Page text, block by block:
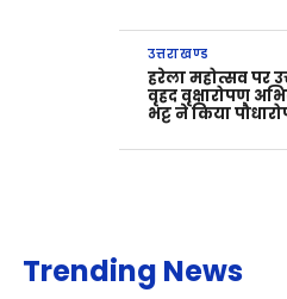
उत्तराखण्ड
हरेला महोत्सव पर
वृहद वृक्षारोपण
भट्ट ने किया
Trending News